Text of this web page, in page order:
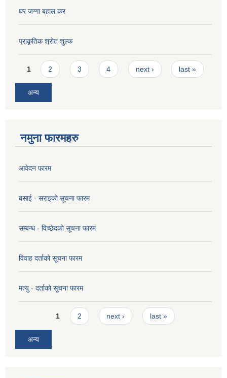
घर जग्गा बहाल कर
प्राकृतिक श्रोत शुल्क
Pages
1 2 3 4 next › last »
अन्य
नमुना फारमहरु
आवेदन फारम
बसाई - सराइको सूचना फारम
सम्बन्ध - विच्छेदको सूचना फारम
विवाह दर्ताको सूचना फारम
मत्यु - दर्ताको सूचना फारम
Pages1 2 next › last »
अन्य